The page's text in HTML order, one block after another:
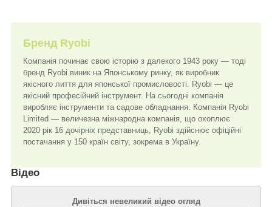
Бренд Ryobi
Компанія починає свою історію з далекого 1943 року — тоді
бренд Ryobi виник на Японському ринку, як виробник
якісного лиття для японської промисловості. Ryobi — це
якісний професійний інструмент. На сьогодні компанія
виробляє інструменти та садове обладнання. Компанія Ryobi
Limited — величезна міжнародна компанія, що охоплює
2020 рік 16 дочірніх представниць, Ryobi здійснює офіційні
постачання у 150 країн світу, зокрема в Україну.
Відео
Дивіться невеликий відео огляд